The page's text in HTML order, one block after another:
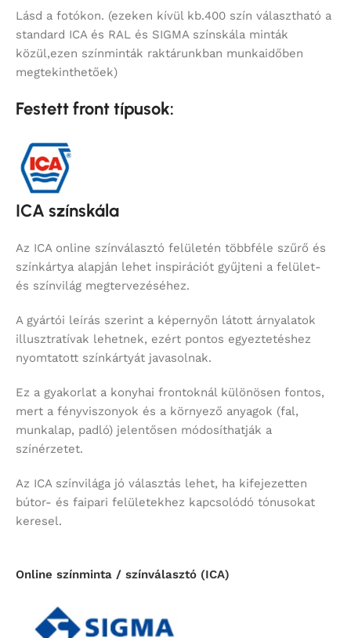
Lásd a fotókon. (ezeken kívül kb.400 szín választható a
standard ICA és RAL és SIGMA színskála minták
közül,ezen színminták raktárunkban munkaidőben
megtekinthetőek)
Festett front típusok:
ICA színskála
Az ICA online színválasztó felületén többféle szűrő és
színkártya alapján lehet inspirációt gyűjteni a felület-
és színvilág megtervezéséhez.
A gyártói leírás szerint a képernyőn látott árnyalatok
illusztratívak lehetnek, ezért pontos egyeztetéshez
nyomtatott színkártyát javasolnak.
Ez a gyakorlat a konyhai frontoknál különösen fontos,
mert a fényviszonyok és a környező anyagok (fal,
munkalap, padló) jelentősen módosíthatják a
színérzetet.
Az ICA színvilága jó választás lehet, ha kifejezetten
bútor- és faipari felületekhez kapcsolódó tónusokat
keresel.
Online színminta / színválasztó (ICA)